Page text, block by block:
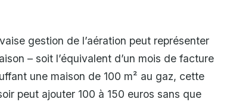
gestion de l’aération peut représenter
– soit l’équivalent d’un mois de facture
une maison de 100 m² au gaz, cette
peut ajouter 100 à 150 euros sans que